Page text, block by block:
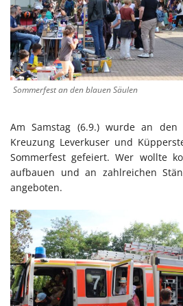
Sommerfest an den blauen Säulen
Am Samstag (6.9.) wurde an
Kreuzung Leverkuser und
Sommerfest gefeiert. Wer wollte
aufbauen und an zahlreichen
angeboten.